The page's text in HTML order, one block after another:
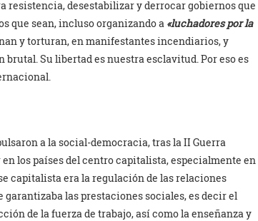
resistencia, desestabilizar y derrocar gobiernos que
que sean, incluso organizando a «luchadores por la
y torturan, en manifestantes incendiarios, y
Su libertad es nuestra esclavitud. Por eso es
a la social-democracia, tras la II Guerra
los países del centro capitalista, especialmente en
capitalista era la regulación de las relaciones
las prestaciones sociales, es decir el
de la fuerza de trabajo, así como la enseñanza y